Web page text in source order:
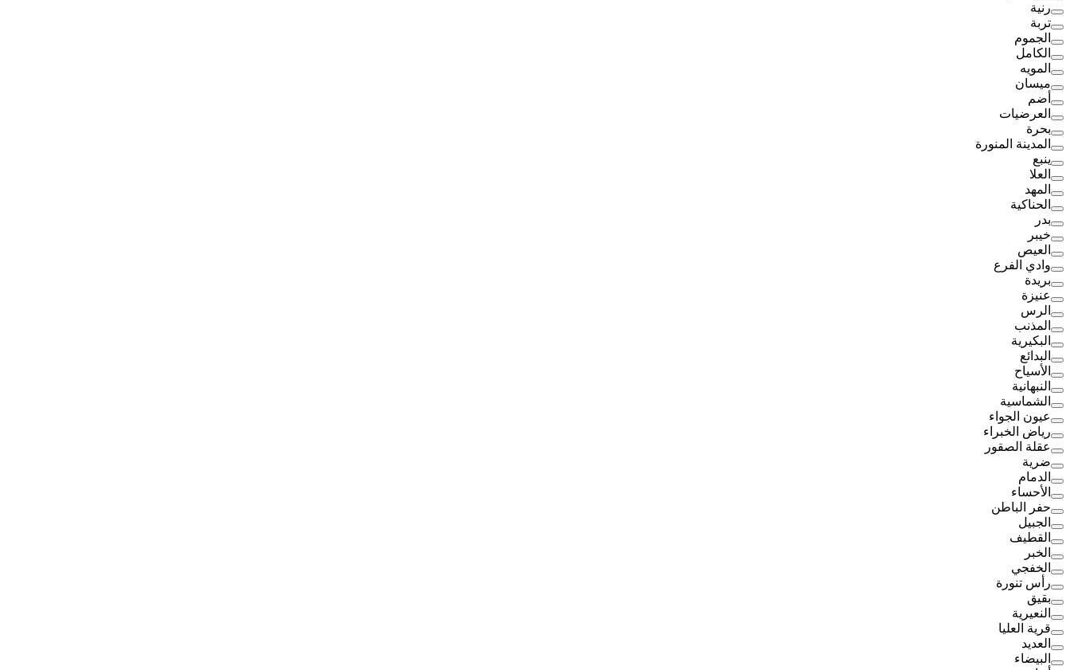
رنية
تربة
الجموم
الكامل
المويه
ميسان
أضم
العرضيات
بحرة
المدينة المنورة
ينبع
العلا
المهد
الحناكية
بدر
خيبر
العيص
وادي الفرع
بريدة
عنيزة
الرس
المذنب
البكيرية
البدائع
الأسياح
النبهانية
الشماسية
عيون الجواء
رياض الخبراء
عقلة الصقور
ضرية
الدمام
الأحساء
حفر الباطن
الجبيل
القطيف
الخبر
الخفجي
رأس تنورة
بقيق
النعيرية
قرية العليا
العديد
البيضاء